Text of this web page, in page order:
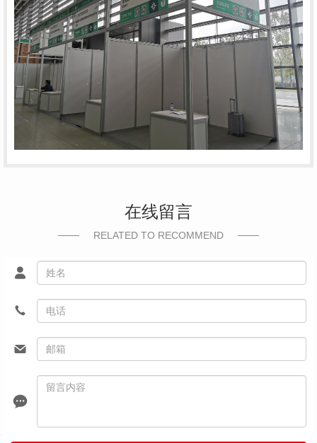
在线留言
RELATED TO RECOMMEND